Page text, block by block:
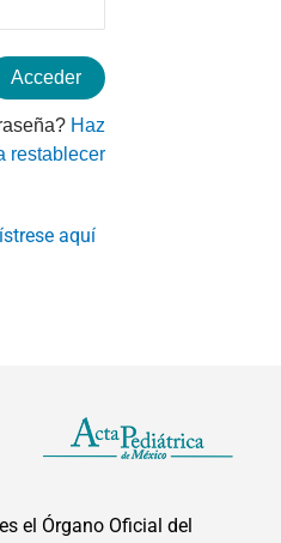
Haz
restablecer
aquí
es el Órgano Oficial del